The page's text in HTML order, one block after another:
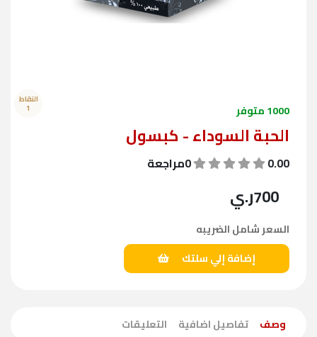
النقاط
1 1000 متوفر
الحبة السوداء - كبسول
0.00 0مراجعة
700ر.ي
السعر شامل الضريبه
إضافة إلي سلتك
وصف تفاصيل اضافية التعليقات